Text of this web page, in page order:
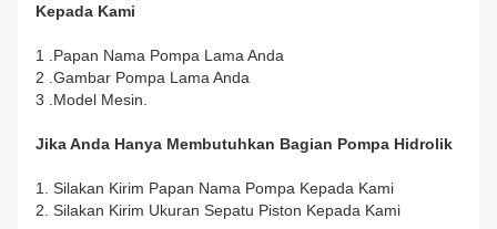
Kepada Kami
1 .Papan Nama Pompa Lama Anda
2 .Gambar Pompa Lama Anda
3 .Model Mesin.
Jika Anda Hanya Membutuhkan Bagian Pompa Hidrolik
1. Silakan Kirim Papan Nama Pompa Kepada Kami
2. Silakan Kirim Ukuran Sepatu Piston Kepada Kami